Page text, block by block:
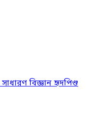
সাধারণ বিজ্ঞান হৃদপিণ্ড